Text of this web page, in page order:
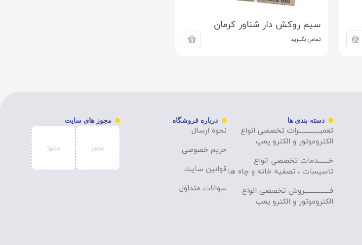
سیم روکش دار شناور کرمان
تماس بگیرید
دسته بندی ها
تعمیــــــــــــــرات تخصصی انواع
الکتروموتور و الکترو پمپ
خـــــــدمات تخصصی انواع
تاسیسات ، تصفیه خانه و چاه ها
فـــــــــــــــــروش تخصصی انواع
الکتروموتور و الکترو پمپ
درباره فروشگاه
نحوه ارسال
حریم خصوصی
قوانین سایت
سوالات متداول
مجوز های سایت